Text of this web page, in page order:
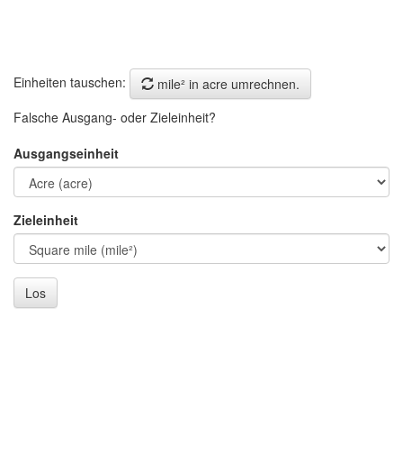
Einheiten tauschen:
mile² in acre umrechnen.
Falsche Ausgang- oder Zieleinheit?
Ausgangseinheit
Zieleinheit
Los